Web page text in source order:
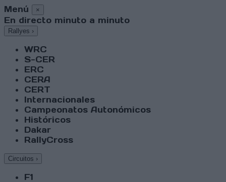
Menú ×
En directo minuto a minuto
Rallyes ›
WRC
S-CER
ERC
CERA
CERT
Internacionales
Campeonatos Autonómicos
Históricos
Dakar
RallyCross
Circuitos ›
F1